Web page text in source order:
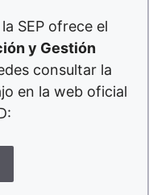
SEP ofrece el
y Gestión
consultar la
en la web oficial